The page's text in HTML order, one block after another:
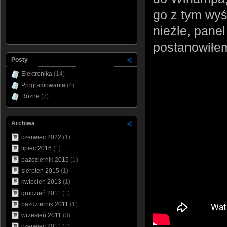
go z tym
nieźle,
Posty
Elektronika (14)
Programowanie (4)
Różne (7)
Archiwa
czerwiec 2022 (1)
lipiec 2016 (1)
październik 2015 (1)
sierpień 2015 (1)
kwiecień 2013 (1)
grudzień 2011 (1)
październik 2011 (1)
wrzesień 2011 (3)